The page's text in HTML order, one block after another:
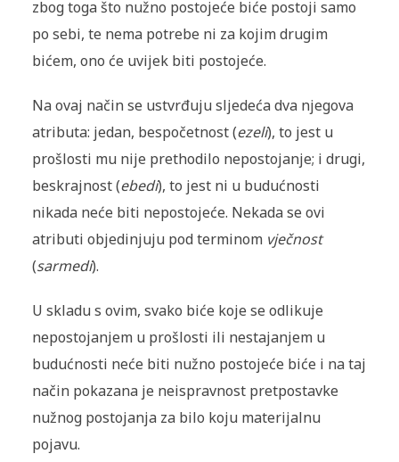
zbog toga što nužno postojeće biće postoji samo
po sebi, te nema potrebe ni za kojim drugim
bićem, ono će uvijek biti postojeće.
Na ovaj način se ustvrđuju sljedeća dva njegova
atributa: jedan, bespočetnost (ezeli), to jest u
prošlosti mu nije prethodilo nepostojanje; i drugi,
beskrajnost (ebedi), to jest ni u budućnosti
nikada neće biti nepostojeće. Nekada se ovi
atributi objedinjuju pod terminom vječnost
(sarmedi).
U skladu s ovim, svako biće koje se odlikuje
nepostojanjem u prošlosti ili nestajanjem u
budućnosti neće biti nužno postojeće biće i na taj
način pokazana je neispravnost pretpostavke
nužnog postojanja za bilo koju materijalnu
pojavu.